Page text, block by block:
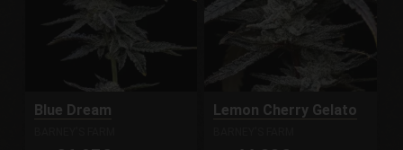
Blue Dream Lemon Cherry Gelato